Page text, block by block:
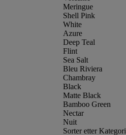
Meringue
Shell Pink
White
Azure
Deep Teal
Flint
Sea Salt
Bleu Riviera
Chambray
Black
Matte Black
Bamboo Green
Nectar
Nuit
Sorter etter Kategori